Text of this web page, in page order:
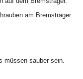
am Bremsträger
müssen sauber sein.